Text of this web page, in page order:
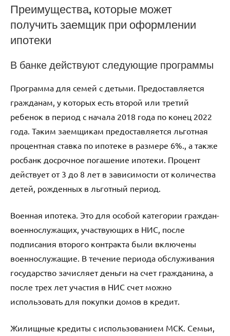
Преимущества, которые может
получить заемщик при оформлении
ипотеки
В банке действуют следующие программы
Программа для семей с детьми. Предоставляется
гражданам, у которых есть второй или третий
ребенок в период с начала 2018 года по конец 2022
года. Таким заемщикам предоставляется льготная
процентная ставка по ипотеке в размере 6%., а также
росбанк досрочное погашение ипотеки. Процент
действует от 3 до 8 лет в зависимости от количества
детей, рожденных в льготный период.
Военная ипотека. Это для особой категории граждан-
военнослужащих, участвующих в НИС, после
подписания второго контракта были включены
военнослужащие. В течение периода обслуживания
государство зачисляет деньги на счет гражданина, а
после трех лет участия в НИС счет можно
использовать для покупки домов в кредит.
Жилищные кредиты с использованием МСК. Семьи,